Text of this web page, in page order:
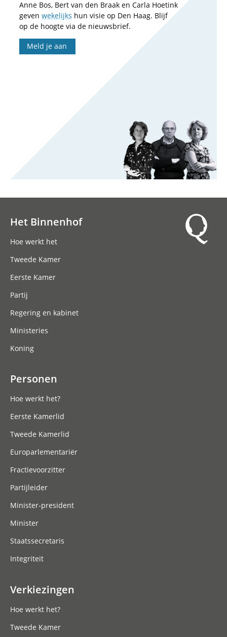
Anne Bos, Bert van den Braak en Carla Hoetink
geven wekelijks hun visie op Den Haag. Blijf
op de hoogte via de nieuwsbrief.
Meld je aan
Het Binnenhof
Hoe werkt het
Tweede Kamer
Eerste Kamer
Partij
Regering en kabinet
Ministeries
Koning
Personen
Hoe werkt het?
Eerste Kamerlid
Tweede Kamerlid
Europarlementariër
Fractievoorzitter
Partijleider
Minister-president
Minister
Staatssecretaris
Integriteit
Verkiezingen
Hoe werkt het?
Tweede Kamer